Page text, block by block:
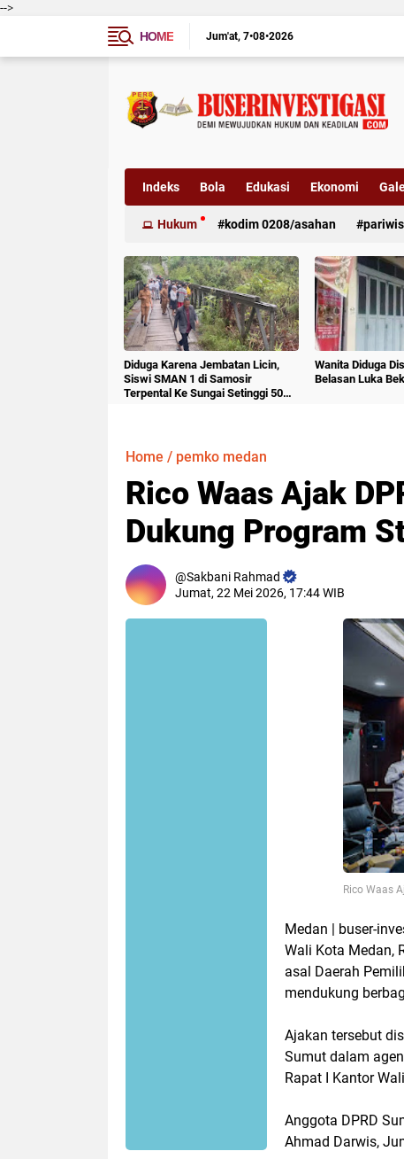
-->
HOME
Jum'at 7•08•2026
Indeks Bola Edukasi Ekonomi
Hukum kodim 0208/asahan
Diduga Karena Jembatan Licin,
Siswi SMAN 1 di Samosir
Terpental Ke Sungai Setinggi 50
Wanita Diduga
Belasan Luka
Home / pemko medan
Rico Waas Ajak
Dukung Program
Sakbani Rahmad
Jumat, 22 Mei 2026, 17:44 WIB
Rico Waas
Medan | buser-
Wali Kota Medan,
asal Daerah
mendukung
Ajakan tersebut
Sumut dalam
Rapat I Kantor
Anggota DPRD
Ahmad Darwis,